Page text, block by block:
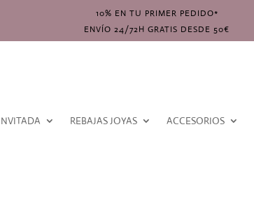
10% EN TU PRIMER PEDIDO*
ENVÍO 24/72H GRATIS DESDE 50€
REBAJAS JOYAS ACCESORIOS